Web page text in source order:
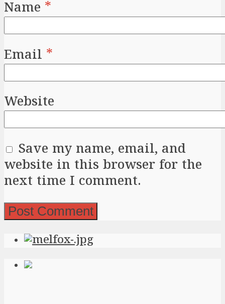
Name *
Email *
Website
Save my name, email, and
website in this browser for the
next time I comment.